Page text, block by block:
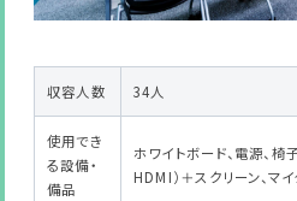
収容人数 34人
使用でき
る設備・
備品
ホワイトボード、電源、椅
HDMI）＋スクリーン、マイ